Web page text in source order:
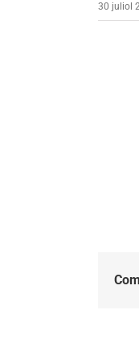
30 juliol